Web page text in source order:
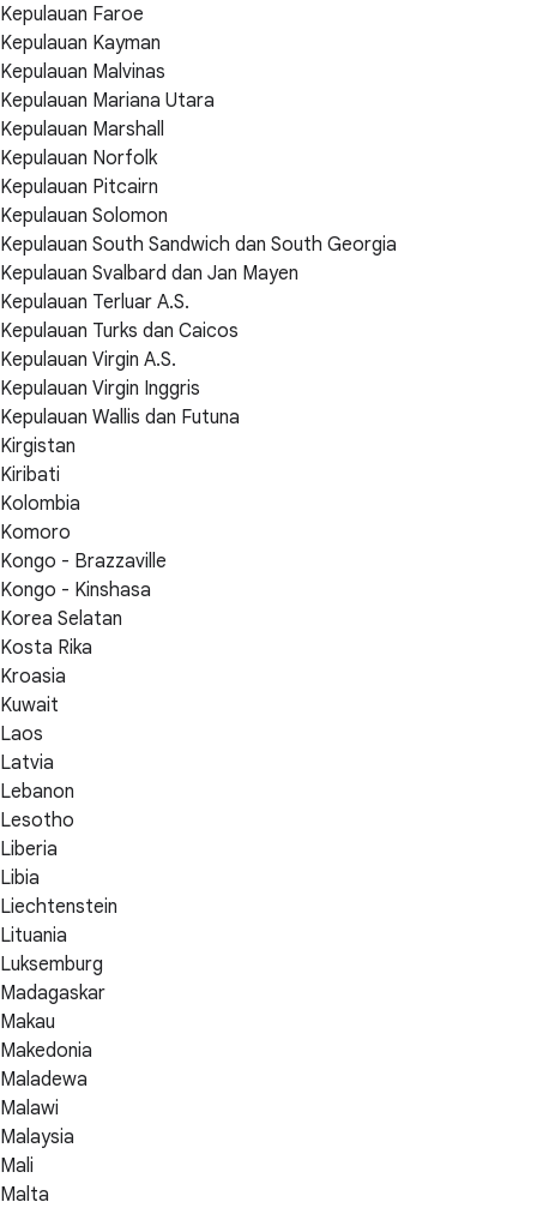
Kepulauan Faroe
Kepulauan Kayman
Kepulauan Malvinas
Kepulauan Mariana Utara
Kepulauan Marshall
Kepulauan Norfolk
Kepulauan Pitcairn
Kepulauan Solomon
Kepulauan South Sandwich dan South Georgia
Kepulauan Svalbard dan Jan Mayen
Kepulauan Terluar A.S.
Kepulauan Turks dan Caicos
Kepulauan Virgin A.S.
Kepulauan Virgin Inggris
Kepulauan Wallis dan Futuna
Kirgistan
Kiribati
Kolombia
Komoro
Kongo - Brazzaville
Kongo - Kinshasa
Korea Selatan
Kosta Rika
Kroasia
Kuwait
Laos
Latvia
Lebanon
Lesotho
Liberia
Libia
Liechtenstein
Lituania
Luksemburg
Madagaskar
Makau
Makedonia
Maladewa
Malawi
Malaysia
Mali
Malta